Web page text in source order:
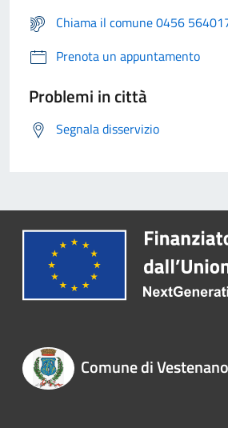
Chiama il comune 0456
Prenota un appuntamento
Problemi in città
Segnala disservizio
Comune di